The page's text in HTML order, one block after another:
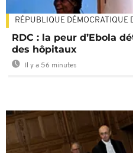
RÉPUBLIQUE DÉMOCRATIQUE
RDC : la peur d’Ebola
des hôpitaux
Il y a 56 minutes